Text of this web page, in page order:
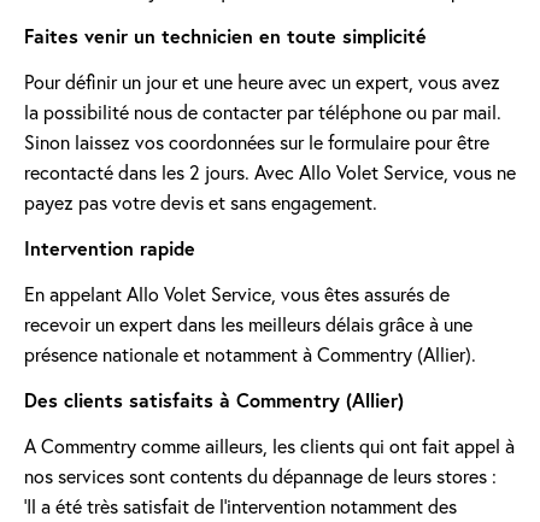
Faites venir un technicien en toute simplicité
Pour définir un jour et une heure avec un expert, vous avez
la possibilité nous de contacter par téléphone ou par mail.
Sinon laissez vos coordonnées sur le formulaire pour être
recontacté dans les 2 jours. Avec Allo Volet Service, vous ne
payez pas votre devis et sans engagement.
Intervention rapide
En appelant Allo Volet Service, vous êtes assurés de
recevoir un expert dans les meilleurs délais grâce à une
présence nationale et notamment à Commentry (Allier).
Des clients satisfaits à Commentry (Allier)
A Commentry comme ailleurs, les clients qui ont fait appel à
nos services sont contents du dépannage de leurs stores :
'Il a été très satisfait de l’intervention notamment des